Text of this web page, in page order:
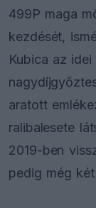
499P maga
kezdését,
Kubica az
aratott
ralibalesete
2019-ben
pedig még